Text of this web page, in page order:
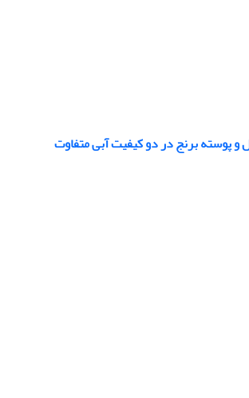
پوسته برنج در دو کیفیت آبی متفاوت